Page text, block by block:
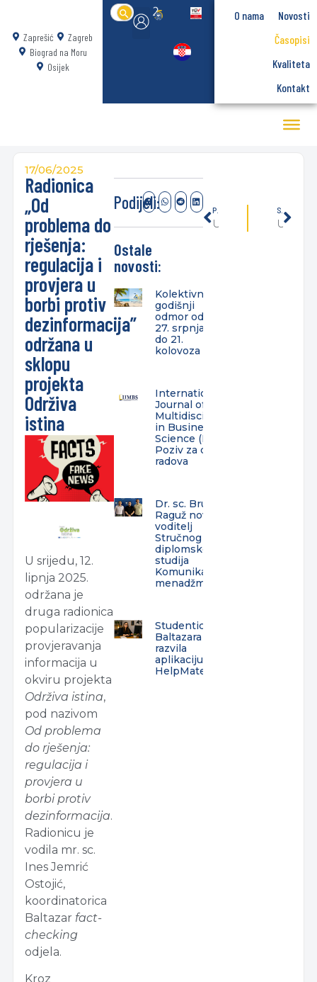
Zaprešić
Zagreb
Biograd na Moru
Osijek
Search
for:
O nama
Novosti
Časopisi
Kvaliteta
Kontakt
17/06/2025
Radionica
„Od
problema do
rješenja:
regulacija i
provjera u
borbi protiv
dezinformacija”
održana u
sklopu
projekta
Održiva
istina
U srijedu, 12.
lipnja 2025.
održana je
druga radionica
popularizacije
provjeravanja
informacija u
okviru projekta
Održiva istina,
pod nazivom
Od problema
do rješenja:
regulacija i
provjera u
borbi protiv
dezinformacija.
Radionicu je
vodila mr. sc.
Ines Jemrić
Ostojić,
koordinatorica
Baltazar fact-
checking
odjela.
Kroz
Podijeli:
Ostale
novosti:
Kolektivni
godišnji
odmor od
27. srpnja
do 21.
kolovoza
International
Journal of
Multidisciplinarity
in Business and
Science (IJMBS) –
Poziv za dostavu
radova
Dr. sc. Bruno
Raguž novi
voditelj
Stručnog
diplomskog
studija
Komunikacijski
menadžment
Studentica
Baltazara
razvila
aplikaciju
HelpMate
PRETHODNO SLIJEDEĆE
U Osijeku održana 2. svečana promocija diplomanata dislociranog stručnog diplomskog studija Projektni menadžment